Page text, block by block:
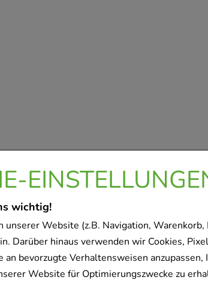
wichtig!
unserer Website (z.B. Navigation, Warenkorb,
Darüber hinaus verwenden wir Cookies,
bevorzugte Verhaltensweisen anzupassen,
Website für Optimierungszwecke zu